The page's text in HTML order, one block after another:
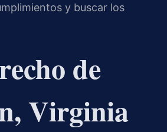
y buscar los
de
Virginia